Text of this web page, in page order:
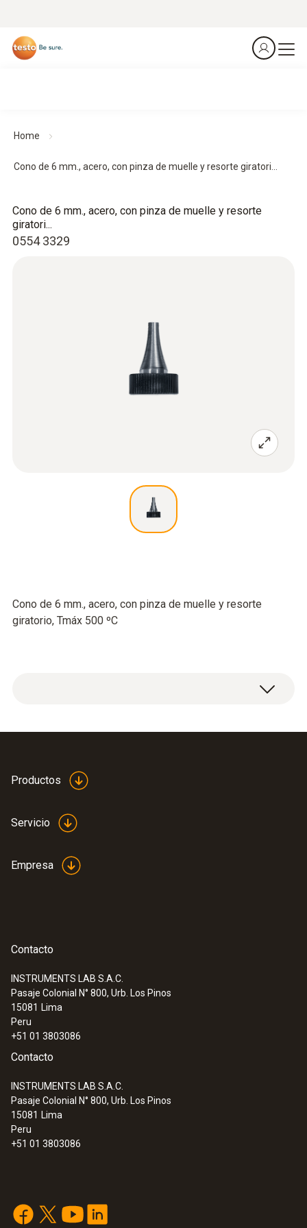
Home
Cono de 6 mm., acero, con pinza de muelle y resorte giratori...
0554 3329
Cono de 6 mm., acero, con pinza de muelle y resorte
giratori...
Cono de 6 mm., acero, con pinza de muelle y resorte
giratorio, Tmáx 500 ºC
:0563 3000 71
gases de combustión en un set
Productos
Servicio
Empresa
Contacto
INSTRUMENTS LAB S.A.C.
Pasaje Colonial N° 800, Urb. Los Pinos
15081 Lima
Peru
+51 01 3803086
Contacto
INSTRUMENTS LAB S.A.C.
Pasaje Colonial N° 800, Urb. Los Pinos
15081 Lima
Peru
+51 01 3803086